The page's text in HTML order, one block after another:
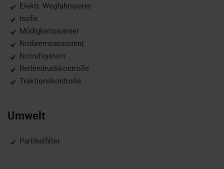
Elektr. Wegfahrsperre
Isofix
Müdigkeitswarner
Notbremsassistent
Notrufsystem
Reifendruckkontrolle
Traktionskontrolle
Umwelt
Partikelfilter